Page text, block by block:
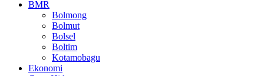
BMR
Bolmong
Bolmut
Bolsel
Boltim
Kotamobagu
Ekonomi